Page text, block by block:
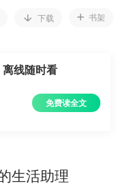
下载 书架
线随时看
免费读全文
生活助理